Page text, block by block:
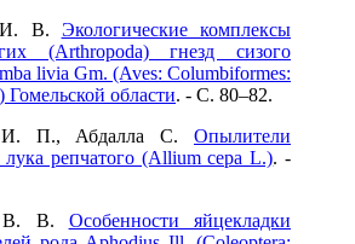
И. В. Экологические комплексы
(Arthropodа) гнезд сизого
livia Gm. (Aves: Columbiformes:
Гомельской области. - C. 80–82.
И. П., Абдалла С. Опылители
лука репчатого (Allium сера L.). -
В. В. Особенности яйцекладки